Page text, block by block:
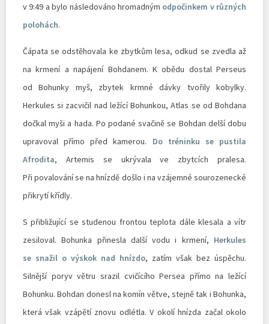
v 9:49 a bylo následováno hromadným odpočinkem v různých
polohách.
Čápata se odstěhovala ke zbytkům lesa, odkud se zvedla až
na krmení a napájení Bohdanem. K obědu dostal Perseus
od Bohunky myš, zbytek krmné dávky tvořily kobylky.
Herkules si zacvičil nad ležící Bohunkou, Atlas se od Bohdana
dočkal myši a hada. Po podané svačině se Bohdan delší dobu
upravoval přímo před kamerou. Do tréninku se pustila
Afrodita, Artemis se ukrývala ve zbytcích pralesa.
Při povalování se na hnízdě došlo i na vzájemné sourozenecké
přikrytí křídly.
S přibližující se studenou frontou teplota dále klesala a vítr
zesiloval. Bohunka přinesla další vodu i krmení, Herkules
se snažil o výskok nad hnízdo, zatím však bez úspěchu.
Silnější poryv větru srazil cvičícího Persea přímo na ležící
Bohunku. Bohdan donesl na komín větve, stejně tak i Bohunka,
která však vzápětí znovu odlétla. V okolí hnízda začal okolo